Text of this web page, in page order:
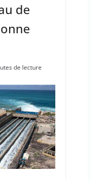
de
de lecture